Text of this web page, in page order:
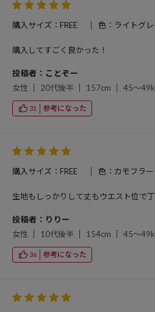
購入サイズ：FREE 色：ライトグレ
購入してすごく良かった！
投稿者：ことぞー
女性
20代後半 157cm 45～
31 参考になった
購入サイズ：FREE 色：カモフラー
生地もしっかりして丈もウエスト位で丁
投稿者：りりー
女性
10代後半 154cm 45～
36 参考になった